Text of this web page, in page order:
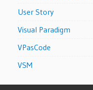
User Story
Visual Paradigm
VPasCode
VSM